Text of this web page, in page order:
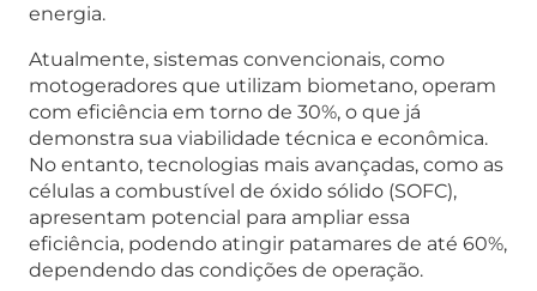
energia.
Atualmente, sistemas convencionais, como
motogeradores que utilizam biometano, operam
com eficiência em torno de 30%, o que já
demonstra sua viabilidade técnica e econômica.
No entanto, tecnologias mais avançadas, como as
células a combustível de óxido sólido (SOFC),
apresentam potencial para ampliar essa
eficiência, podendo atingir patamares de até 60%,
dependendo das condições de operação.